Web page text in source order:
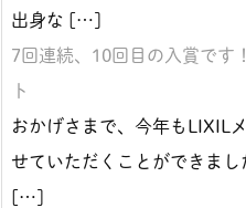
出身な […]
7回連続、10回目の入賞で
ト
おかげさまで、今年もLIXIL
せていただくことができま
[…]